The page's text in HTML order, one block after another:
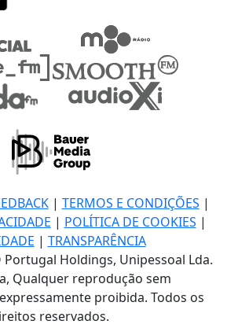
| TERMOS E CONDIÇÕES |
| POLÍTICA DE COOKIES |
| TRANSPARÊNCIA
Portugal Holdings, Unipessoal Lda.
Qualquer reprodução sem
proibida. Todos os
reservados.